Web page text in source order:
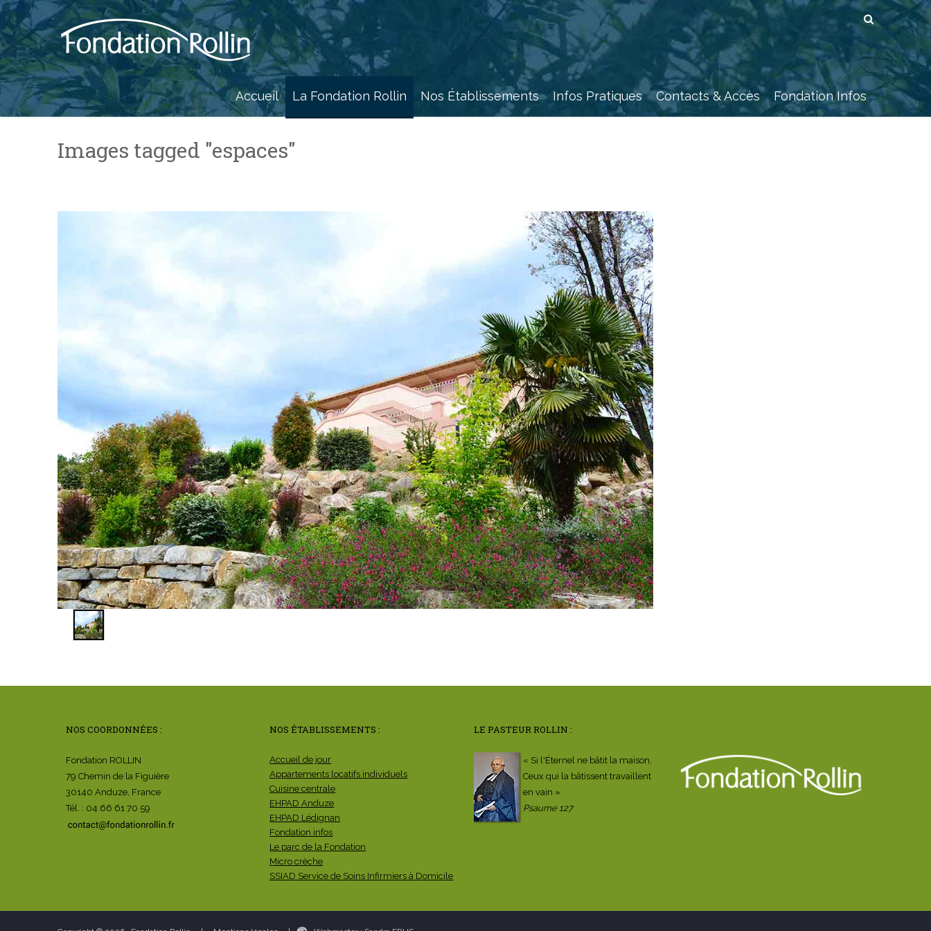
Skip
to
content
Accueil La Fondation Rollin Nos Établissements Infos Pratiques Contacts & Accès Fondation Infos
Images tagged "espaces"
NOS COORDONNÉES :
Fondation ROLLIN
79 Chemin de la Figuière
30140 Anduze, France
Tél. : 04 66 61 70 59
NOS ÉTABLISSEMENTS :
Accueil de jour
Appartements locatifs individuels
Cuisine centrale
EHPAD Anduze
EHPAD Lédignan
Fondation infos
Le parc de la Fondation
Micro crèche
SSIAD Service de Soins Infirmiers à Domicile
LE PASTEUR ROLLIN :
« Si l'Éternel ne bâtit la maison,
Ceux qui la bâtissent travaillent
en vain »
Psaume 127